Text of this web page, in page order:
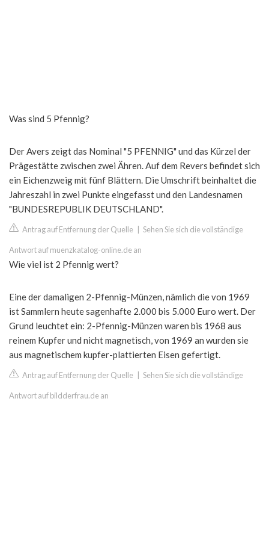
Was sind 5 Pfennig?
Der Avers zeigt das Nominal "5 PFENNIG" und das Kürzel der
Prägestätte zwischen zwei Ähren. Auf dem Revers befindet sich
ein Eichenzweig mit fünf Blättern. Die Umschrift beinhaltet die
Jahreszahl in zwei Punkte eingefasst und den Landesnamen
"BUNDESREPUBLIK DEUTSCHLAND".
Antrag auf Entfernung der Quelle Sehen Sie sich die vollständige
Antwort auf muenzkatalog-online.de an
Wie viel ist 2 Pfennig wert?
Eine der damaligen 2-Pfennig-Münzen, nämlich die von 1969
ist Sammlern heute sagenhafte 2.000 bis 5.000 Euro wert. Der
Grund leuchtet ein: 2-Pfennig-Münzen waren bis 1968 aus
reinem Kupfer und nicht magnetisch, von 1969 an wurden sie
aus magnetischem kupfer-plattierten Eisen gefertigt.
Antrag auf Entfernung der Quelle Sehen Sie sich die vollständige
Antwort auf bildderfrau.de an